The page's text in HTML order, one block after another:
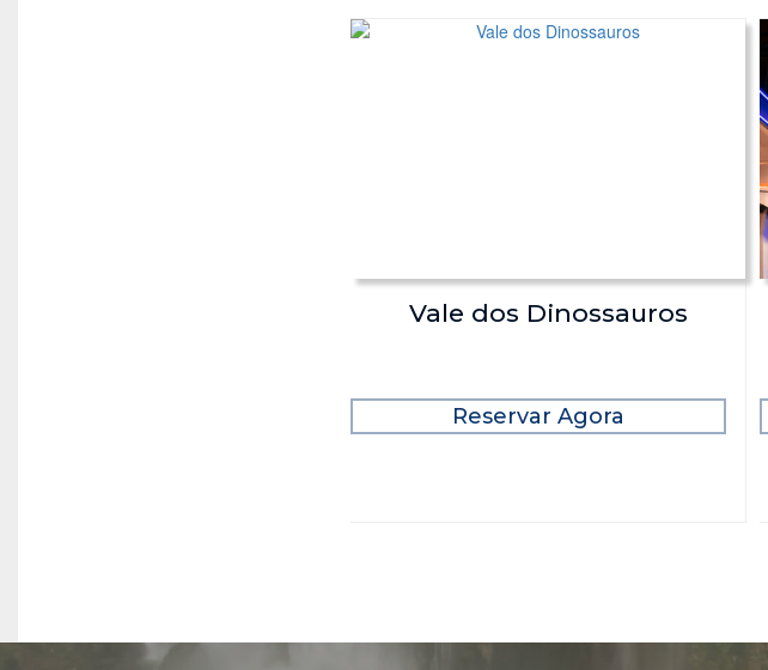
Vale dos Dinossauros
Reservar Agora